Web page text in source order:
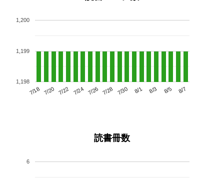
7/18 7/20 7/22 7/24 7/26 7/28 7/30 8/1 8/3 8/5 8/7
1,198
1,199
1,200
読書冊数
6